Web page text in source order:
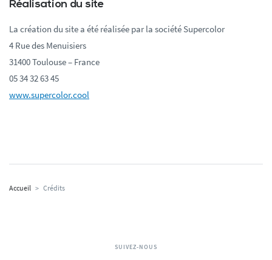
Réalisation du site
La création du site a été réalisée par la société Supercolor
4 Rue des Menuisiers
31400 Toulouse – France
05 34 32 63 45
www.supercolor.cool
Accueil > Crédits
SUIVEZ-NOUS